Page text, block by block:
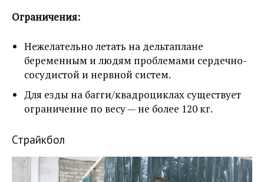
Ограничения:
Нежелательно летать на дельтаплане
беременным и людям проблемами сердечно-
сосудистой и нервной систем.
Для езды на багги/квадроциклах существует
ограничение по весу — не более 120 кг.
Страйкбол